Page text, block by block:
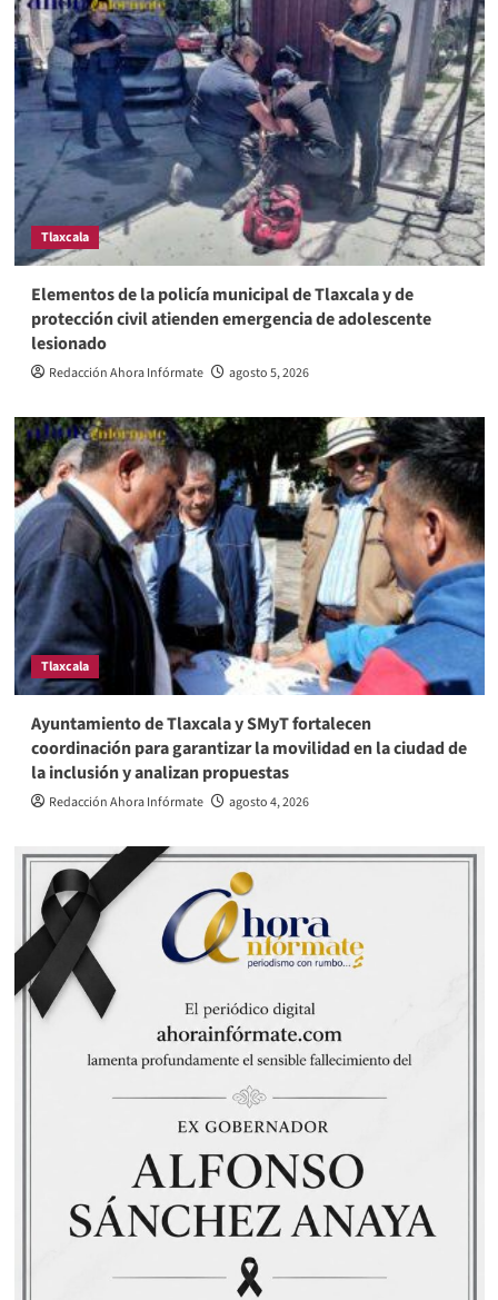
Tlaxcala
Elementos de la policía municipal de Tlaxcala y de
protección civil atienden emergencia de adolescente
lesionado
Redacción Ahora Infórmate agosto 5, 2026
Tlaxcala
Ayuntamiento de Tlaxcala y SMyT fortalecen
coordinación para garantizar la movilidad en la ciudad de
la inclusión y analizan propuestas
Redacción Ahora Infórmate agosto 4, 2026